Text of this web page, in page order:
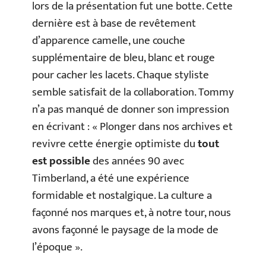
lors de la présentation fut une botte. Cette
dernière est à base de revêtement
d’apparence camelle, une couche
supplémentaire de bleu, blanc et rouge
pour cacher les lacets. Chaque styliste
semble satisfait de la collaboration. Tommy
n’a pas manqué de donner son impression
en écrivant : « Plonger dans nos archives et
revivre cette énergie optimiste dutout
est possibledes années 90 avec
Timberland, a été une expérience
formidable et nostalgique. La culture a
façonné nos marques et, à notre tour, nous
avons façonné le paysage de la mode de
l’époque ».